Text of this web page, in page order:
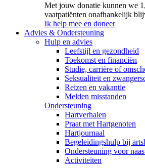
Met jouw donatie kunnen we
vaatpatiënten onafhankelijk
Ik help mee en doneer
Advies & Ondersteuning
Hulp en advies
Leefstijl en gezondheid
Toekomst en financiën
Studie, carrière of
Seksualiteit en
Reizen en vakantie
Melden misstanden
Ondersteuning
Hartverhalen
Praat met Hartgenoten
Hartjournaal
Begeleidingshulp bij
Ondersteuning voor
Activiteiten